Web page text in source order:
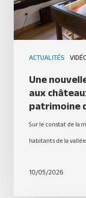
ACTUALITÉS
Une
aux
patrimoine
Sur le constat de la
habitants de la
10/05/2026